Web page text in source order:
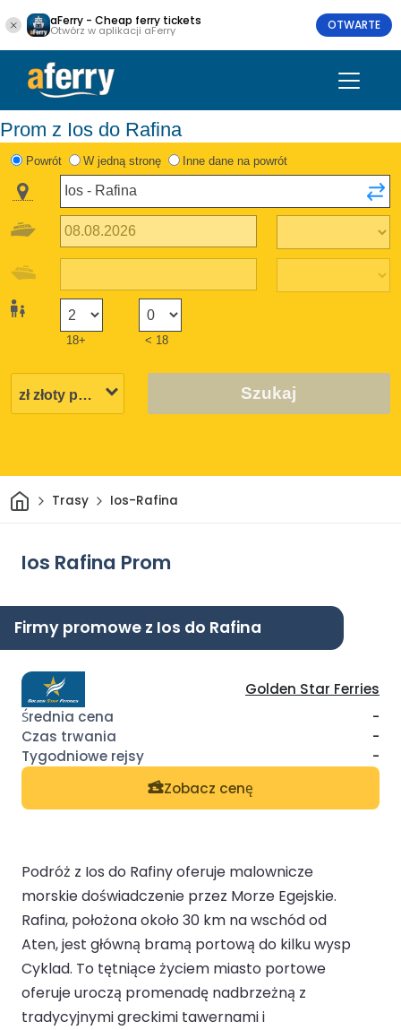
aFerry - Cheap ferry tickets
Otwórz w aplikacji aFerry OTWARTE
Prom z Ios do Rafina
Powrót W jedną stronę Inne dane na powrót
18+ < 18
Szukaj
DomTrasy Ios-Rafina
Ios Rafina Prom
Firmy promowe z Ios do Rafina
Golden Star Ferries
-
-
-
Zobacz cenę
Podróż z Ios do Rafiny oferuje malownicze
morskie doświadczenie przez Morze Egejskie.
Rafina, położona około 30 km na wschód od
Aten, jest główną bramą portową do kilku wysp
Cyklad. To tętniące życiem miasto portowe
oferuje uroczą promenadę nadbrzeżną z
tradycyjnymi greckimi tawernami i